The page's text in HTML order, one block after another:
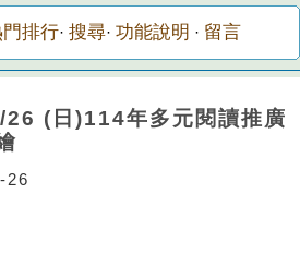
排行· 搜尋· 功能說明 · 留言
26 (日)114年多元閱讀推廣
26